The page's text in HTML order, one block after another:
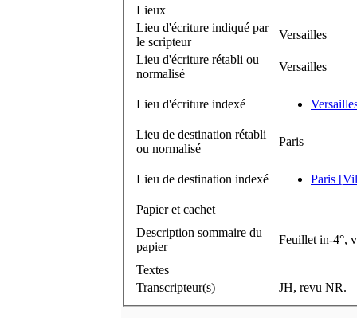
Lieux
Lieu d'écriture indiqué par
le scripteur
Versailles
Lieu d'écriture rétabli ou
normalisé
Versailles
Lieu d'écriture indexé
Lieu de destination rétabli
ou normalisé
Paris
Lieu de destination indexé Paris
Papier et cachet
Description sommaire du
papier
Feuillet in-4°,
Textes
Transcripteur(s)
JH, revu NR.